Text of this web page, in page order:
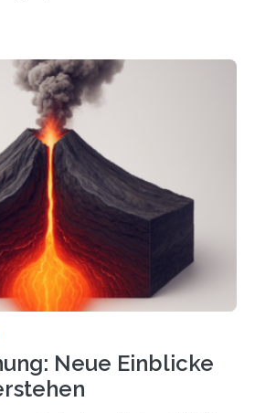
sind. Nun ist es einem
„Riesenmagnetfossilien” mit
an der Diamond-
Ihre Analyse zeigt, dass
Organismen ermöglicht haben
sowohl in der
der Intensität des Erdmagnetfelds
konnten sie sich verorten und
Vor einigen Jahren…
Neue Einblicke